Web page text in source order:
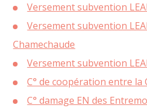
Versement subvention
Versement subvention
Chamechaude
Versement subvention
C° de coopération entre la
C° damage EN des